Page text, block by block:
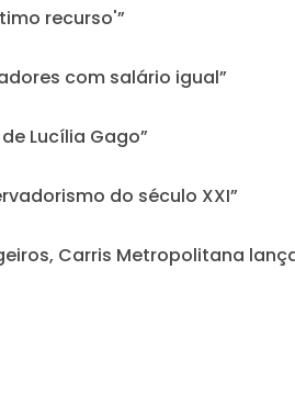
recurso'”
com salário igual”
Lucília Gago”
do século XXI”
Carris Metropolitana